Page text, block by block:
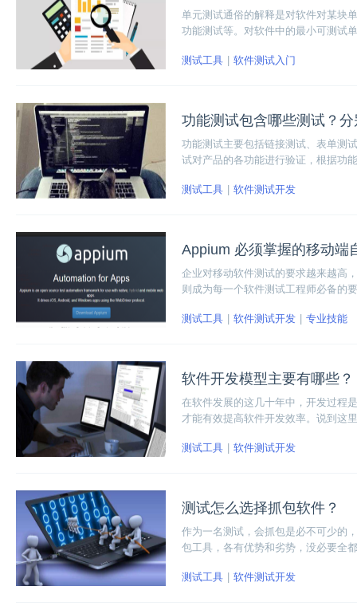
单元测试通俗的解释是对软件对某块
功能测试等。对软件中的最小可测试
测试工具 软件测试入门
功能测试包含哪些测试？
功能测试主要包括链接测试、表单测
试对产品的各功能进行验证，根据功
测试工具 软件测试开发
Appium 必须掌握的移动端
企业对移动软件测试的要求越来越高
则成为每一个软件测试工程师必备的
测试工具
软件测试开发 专业技能
软件开发模型主要有哪些？
在软件发展的这几十年中，开发过程
才能有效提高软件开发效率。说到这
们着重来看看最重要的两种开发模型
测试工具 软件测试开发
测试怎么选择抓包软件？
作为一名测试，会抓包是必不可少的
包工具，各有优势和劣势，没必要全
测试工具
软件测试开发